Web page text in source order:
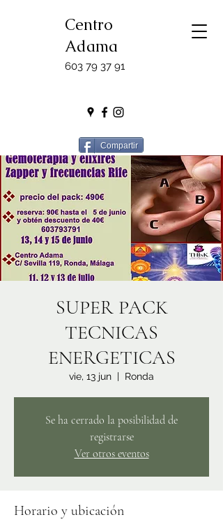
Centro
Adama
603 79 37 91
Compartir
SUPER PACK
TECNICAS
ENERGETICAS
vie, 13 jun
  |
Ronda
Se ha cerrado la posibilidad de
registrarse
Ver otros eventos
Horario y ubicación